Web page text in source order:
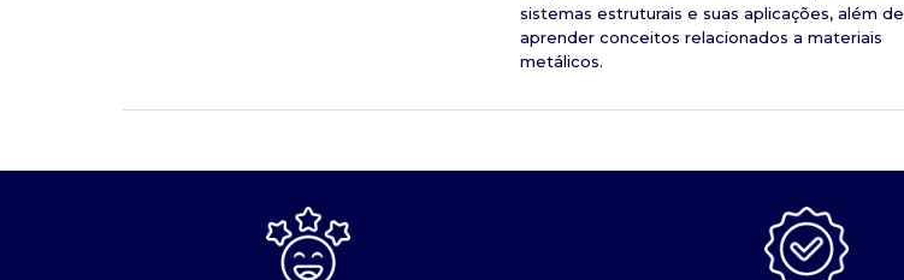
sistemas estruturais e suas aplicações, além de
aprender conceitos relacionados a materiais
metálicos.